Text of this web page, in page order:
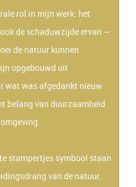
rol in mijn werk: het
de schaduwzijde ervan —
de natuur kunnen
opgebouwd uit
wat was afgedankt nieuw
belang van duurzaamheid
stampertjes symbool staan
van de natuur.